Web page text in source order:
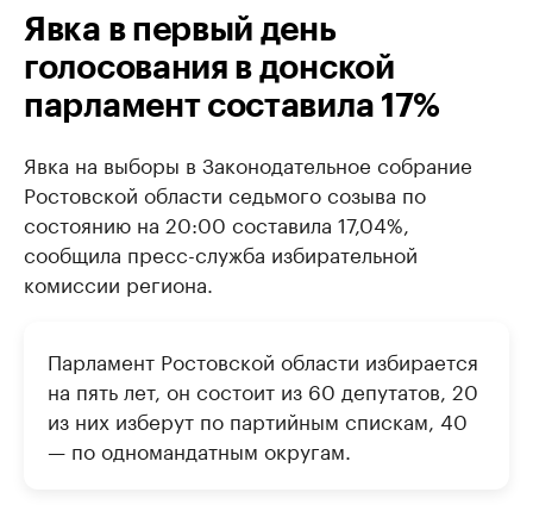
Явка в первый день
голосования в донской
парламент составила 17%
Явка на выборы в Законодательное собрание
Ростовской области седьмого созыва по
состоянию на 20:00 составила 17,04%,
сообщила пресс-служба избирательной
комиссии региона.
Парламент Ростовской области избирается
на пять лет, он состоит из 60 депутатов, 20
из них изберут по партийным спискам, 40
— по одномандатным округам.